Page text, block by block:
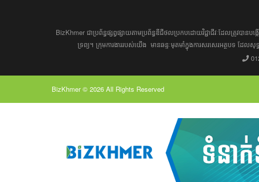
BizKhmer ​ជា​​ប្រព័ន្ធ​ផ្សព្វផ្សាយ​តាម​ប្រព័ន្ធ​ឌីជីថល​​​ប្រកប​ដោយ​វិជ្ជាជីវៈ​ដែល​​​ត្រូវ​
ទ្រព្យ។ ​ក្រុម​​ការងារ​របស់​យើង​ ​​ មាន​ឆន្ទៈ​​មុតមាំ​​​ក្នុង​​ការ​សរសេរ​​អត្ថបទ​​ ដ
BizKhmer © 2026 All Rights Reserved